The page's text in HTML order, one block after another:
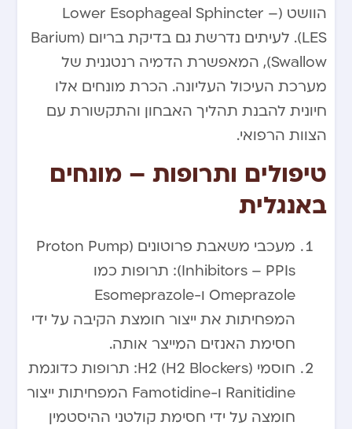
הוושט (Lower Esophageal Sphincter –
LES). לעיתים נדרשת גם בדיקת בריום (Barium
Swallow), המאפשרת הדמיה רנטגנית של
מערכת העיכול העליונה. הכרת מונחים אלו
חיונית להבנת תהליך האבחון והתקשורת עם
הצוות הרפואי.
טיפולים ותרופות – מונחים
באנגלית
מעכבי משאבת פרוטונים (Proton Pump
Inhibitors – PPIs): תרופות כמו
Omeprazole ו-Esomeprazole
המפחיתות את ייצור חומצת הקיבה על ידי
חסימת האנזים המייצר אותה.
חוסמי H2 (H2 Blockers): תרופות כדוגמת
Ranitidine ו-Famotidine המפחיתות ייצור
חומצה על ידי חסימת קולטני ההיסטמין